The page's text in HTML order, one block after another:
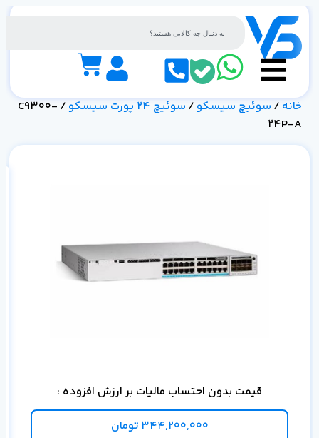
خانه / سوئیچ سیسکو/ سوئیچ 24 پورت سیسکو
/ C9300-
24P-A
قیمت بدون احتساب مالیات بر ارزش افزوده :
344,200,000 تومان